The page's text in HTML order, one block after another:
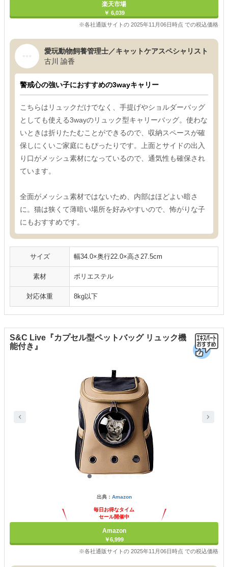
楽天市場
￥ 6,039
※各社通販サイトの 2025年11月06日時点 での税込価格
愛玩動物飼養管理士／キャットケアスペシャリスト
古川 諭香
警戒心の強い子におすすめの3wayキャリー
こちらはリュックだけでなく、手提げやショルダーバッグ
としても使える3wayのリュック型キャリーバッグ。使わな
いときは折りたたむことができるので、収納スペースが確
保しにくいご家庭にもぴったりです。上面とサイドの出入
り口がメッシュ素材になっているので、通気性も確保され
ています。
全面がメッシュ素材ではないため、内部はほどよい暗さ
に。猫は狭くて薄暗い場所を好みやすいので、怖がりな子
にもおすすめです。
サイズ 幅34.0×奥行22.0×高さ27.5cm
素材 ポリエステル
対応体重 8kg以下
S&C Live『カプセル型ペットバッグ リュック機
能付き』
出典： Amazon
毎日お得なタイム
セール開催中
Amazon
￥6,999
※各社通販サイトの 2025年11月06日時点 での税込価格